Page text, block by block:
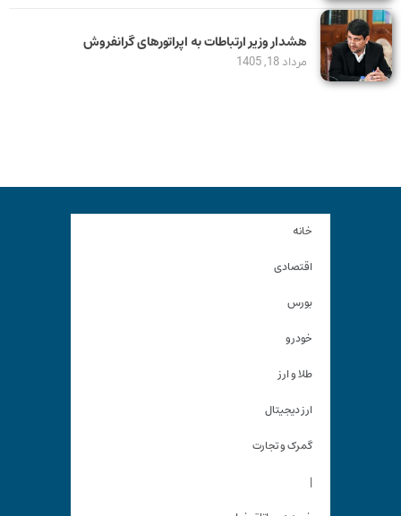
هشدار وزیر ارتباطات به اپراتورهای گرانفروش
مرداد 18, 1405
خانه
اقتصادی
بورس
خودرو
طلا و ارز
ارز دیجیتال
گمرک و تجارت
|